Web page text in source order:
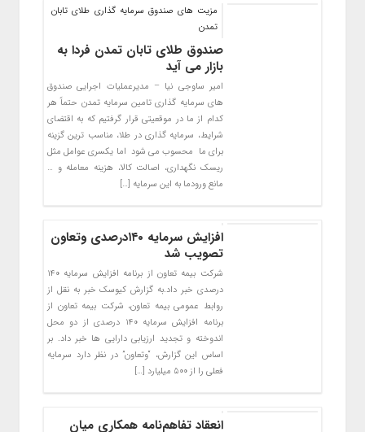
مزیت های صندوق سرمایه گذاری طلای تابان
تمدن
صندوق طلای تابان تمدن فردا به
بازار می آید
امیر ساوجی نیا – مدیرعملیات اجرایی صندوق
های سرمایه گذاری تامین سرمایه تمدن حتماً هر
کدام از ما در موقعیتی قرار گرفتیم که به اقتضای
شرایط، سرمایه گذاری در طلا، مناسب ترین گزینه
برای ما محسوب می شود اما یکسری عوامل مثل
ریسک نگهداری، اصالت کالا، هزینه معامله و …
مانع ورودما به این سرمایه […]
افزایش سرمایه ۱۴۰درصدی وتعاون
تصویب شد
شرکت بیمه تعاون از برنامه افزایش سرمایه ۱۴۰
درصدی خبر داد.به گزارش کیوسک خبر به نقل از
روابط عمومی بیمه تعاون، شرکت بیمه تعاون از
برنامه افزایش سرمایه ۱۴۰ درصدی از دو محل
اندوخته و تجدید ارزیابی دارایی ها خبر داد. بر
اساس این گزارش، “وتعاون” در نظر دارد سرمایه
فعلی را از ۵۰۰ میلیارد […]
انعقاد تفاهم‌نامه همکاری میان